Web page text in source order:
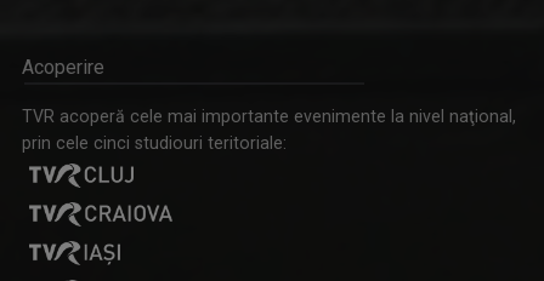
5 ZILE ÎN 60 MINUTE. RETROSPECTIVA SĂPTĂMÂNII
Cele mai importante subiecte ale jurnalelor de ...
Acoperire
TVR acoperă cele mai importante evenimente la nivel naţional,
prin cele cinci studiouri teritoriale: